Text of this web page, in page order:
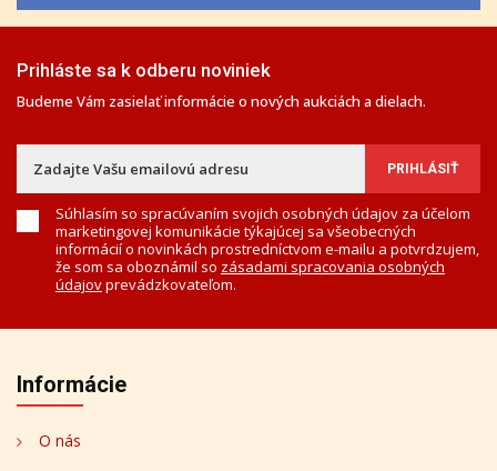
Prihláste sa k odberu noviniek
Budeme Vám zasielať informácie o nových aukciách a dielach.
Súhlasím so spracúvaním svojich osobných údajov za účelom
marketingovej komunikácie týkajúcej sa všeobecných
informácií o novinkách prostredníctvom e-mailu a potvrdzujem,
že som sa oboznámil so zásadami spracovania osobných
údajovprevádzkovateľom.
Informácie
O nás